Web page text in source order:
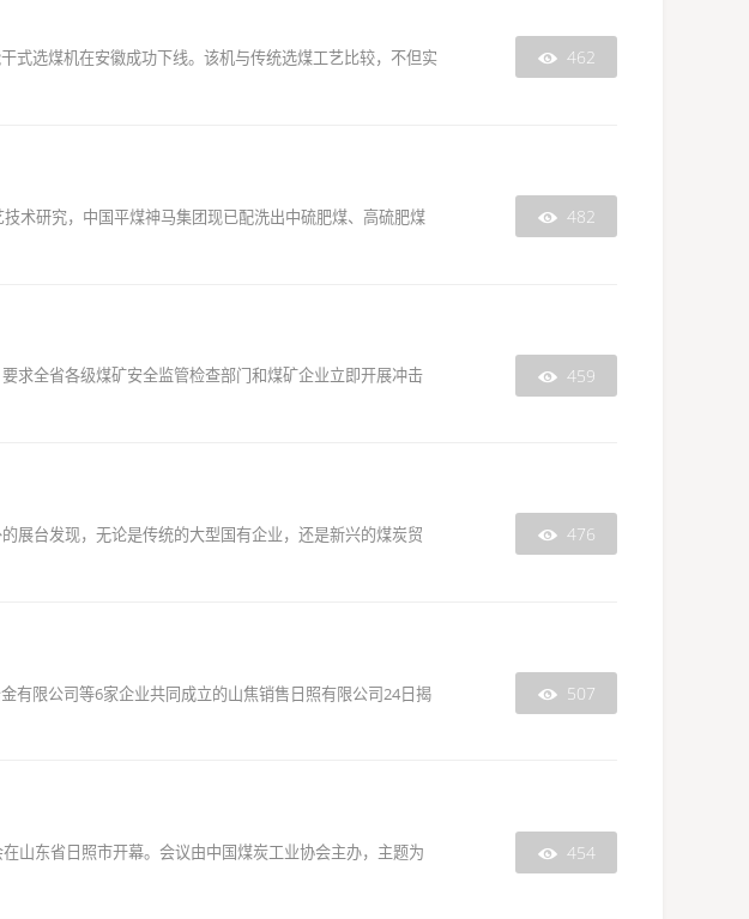
式选煤机在安徽成功下线。该机与传统选煤工艺比较，不但实
 462
术研究，中国平煤神马集团现已配洗出中硫肥煤、高硫肥煤
 482
求全省各级煤矿安全监管检查部门和煤矿企业立即开展冲击
 459
展台发现，无论是传统的大型国有企业，还是新兴的煤炭贸
 476
有限公司等6家企业共同成立的山焦销售日照有限公司24日揭
 507
山东省日照市开幕。会议由中国煤炭工业协会主办，主题为
 454